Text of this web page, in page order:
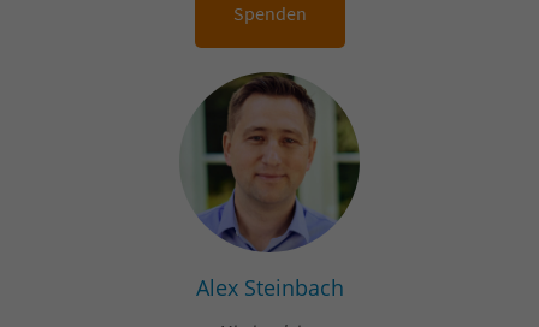
Spenden
Alex Steinbach